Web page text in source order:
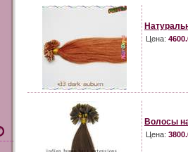
Цена:
Волосы
Цена: